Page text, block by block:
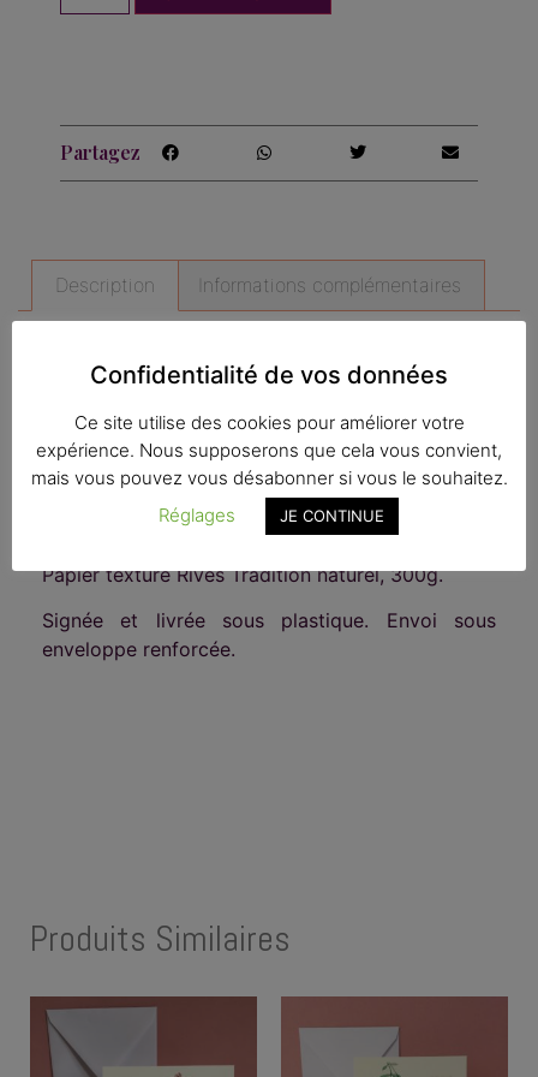
Partagez
Description Informations complémentaires
Description
Affiche A4 : Tea time floral, imprimée à partir
d’une gouache.
Imprimée à Toulouse, dans une imprimerie
labellisée Imprim’vert.
Papier texturé Rives Tradition naturel, 300g.
Signée et livrée sous plastique. Envoi sous
enveloppe renforcée.
Produits Similaires
Confidentialité de vos données
Ce site utilise des cookies pour améliorer votre
expérience. Nous supposerons que cela vous convient,
mais vous pouvez vous désabonner si vous le souhaitez.
Réglages
JE CONTINUE